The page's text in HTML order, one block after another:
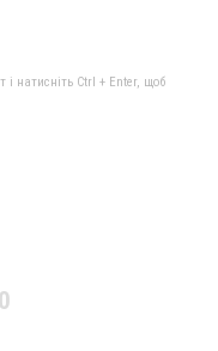
і натисніть Ctrl + Enter, щоб